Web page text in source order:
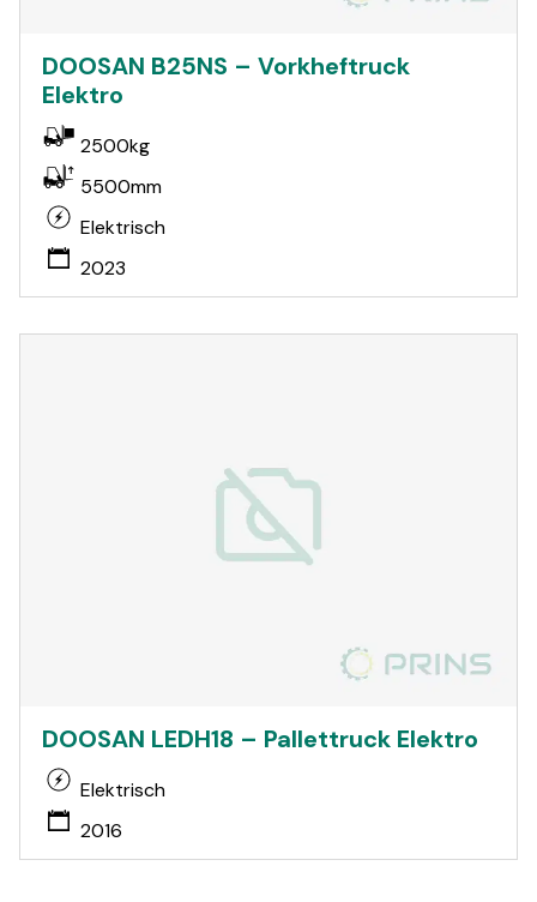
DOOSAN B25NS – Vorkheftruck
Elektro
2500kg
5500mm
Elektrisch
2023
DOOSAN LEDH18 – Pallettruck Elektro
Elektrisch
2016